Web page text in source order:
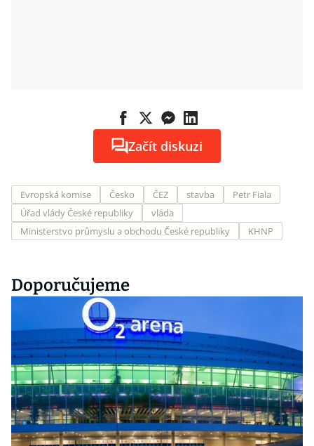
Začít diskuzi
Evropská komise Česko ČEZ stavba
Petr Fiala
Úřad vlády České republiky
vláda
Ministerstvo průmyslu a obchodu České republiky
KHNP
Doporučujeme